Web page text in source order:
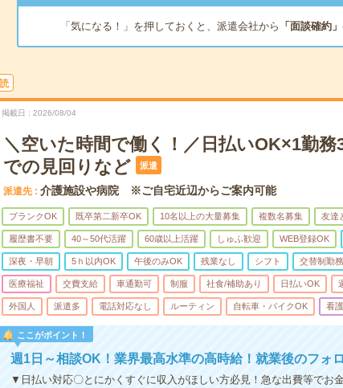
「気になる！」を押しておくと、派遣会社から 「面談確約」
掲載日 2026/08/04
＼空いた時間で働く！／日払いOK×1勤務
での見回りなど
派遣
派遣先 介護施設や病院 ※ご自宅近辺からご案内可能
ブランクOK 既卒第二新卒OK 10名以上の大量募集 複数名募集 友達
履歴書不要 40～50代活躍 60歳以上活躍 しゅふ歓迎 WEB登録OK
深夜・早朝 5ｈ以内OK 午後のみOK 残業なし シフト 交替制勤務
医療福祉 交費支給 車通勤可 制服 社食/補助あり 日払いOK
外国人 派遣多 電話対応なし ルーティン 自転車・バイクOK 看
ここがポイント！
週1日～相談OK！業界最高水準の高時給！就業後のフォ
▼日払い対応〇とにかくすぐに収入がほしい方必見！急な出費等でお